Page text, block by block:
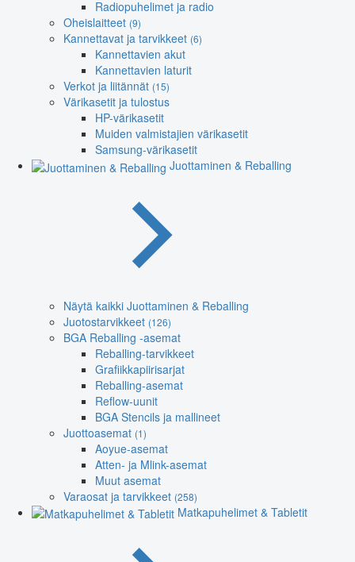
Radiopuhelimet ja radio
Oheislaitteet (9)
Kannettavat ja tarvikkeet (6)
Kannettavien akut
Kannettavien laturit
Verkot ja liitännät (15)
Värikasetit ja tulostus
HP-värikasetit
Muiden valmistajien värikasetit
Samsung-värikasetit
Juottaminen & Reballing
Näytä kaikki Juottaminen & Reballing
Juotostarvikkeet (126)
BGA Reballing -asemat
Reballing-tarvikkeet
Grafiikkapiirisarjat
Reballing-asemat
Reflow-uunit
BGA Stencils ja mallineet
Juottoasemat (1)
Aoyue-asemat
Atten- ja Mlink-asemat
Muut asemat
Varaosat ja tarvikkeet (258)
Matkapuhelimet & Tabletit